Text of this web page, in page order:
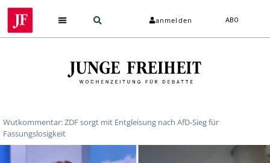
anmelden ABO
Wutkommentar: ZDF sorgt mit Entgleisung nach AfD-Sieg für
Fassungslosigkeit